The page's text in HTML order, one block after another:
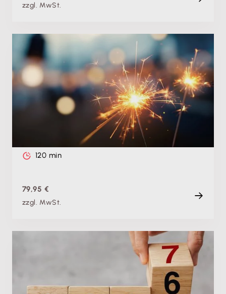
zzgl. MwSt.
Produktschulung
Theorie & Praxis: Jahresabschluss 2026 mit
Lexware buchhaltung leicht gemacht -
Gewinnermittlung: Bilanz
Di. 16.02.2027, 09:00 Uhr
120 min
79,95 €
zzgl. MwSt.
Theorie & Praxis: Jahreswechsel 2026/27 mit
Lexware buchhaltung sicher durchführen –